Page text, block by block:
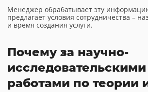
Менеджер обрабатывает эту
предлагает условия сотрудничества –
и время создания услуги.
Почему за научно-
исследовательскими
работами по теории